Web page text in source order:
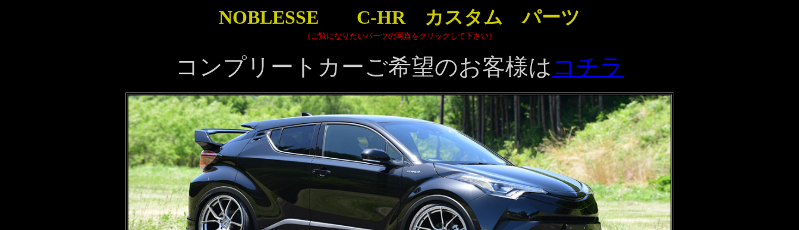
NOBLESSE C-HR カスタム パーツ
（ご覧になりたいパーツの写真をクリックして下さい）
コンプリートカーご希望のお客様は コチラ